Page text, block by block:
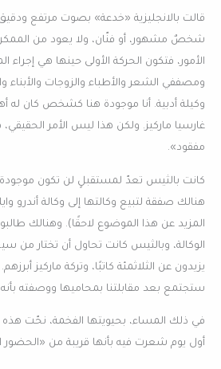
قالت بالانجليزية «خدعة» بصوت مرتفع
شخصٌ مشهور، أو فنّان، ولا يعود من
الأمور، فتكون الحركة الأولى حينها هي إجراء
ومصففي الشعر والأطباء والزوجات والأبناء
وكيلة أدبية. أنا موجودة هنا كشخص كان له
غارسيا ماركيز. ولكن هذا ليس الأمر
مفقود».
كانت بالثيس تعدّ لمستقبلٍ لن تكون
هنالك صفقة لتبيع وكالتها إلى وكالة أندرو
المزيد عن هذا الموضوع لاحقًا). وهنالك
الوكالة، وبالثيس كانت تحاول أن تختار من
يزيدون عن الثلاثمئة كاتبًا، وتركة ماركيز
ستجتمع بعد مقابلتنا بمحاميها ووصفته
في ذلك المساء، بحيويتها الفخمة، نحّت هذه
أول يوم شعرت فيه بأنها قريبة من «الحضور